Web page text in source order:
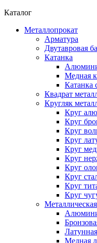
Каталог
Металлопрокат
Арматура
Двутавровая
Катанка
Медная
Катанка
Квадрат
Кругляк
Круг
Круг
Круг
Круг
Круг
Круг
Круг
Круг
Круг
Круг
Медная